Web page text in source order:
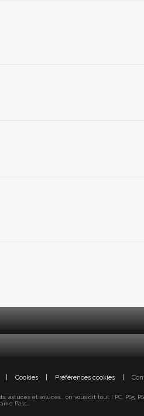
Cookies Préférences cookies
et soluces... on vous dit tout ! PC, PS5, PS4,
Pass...